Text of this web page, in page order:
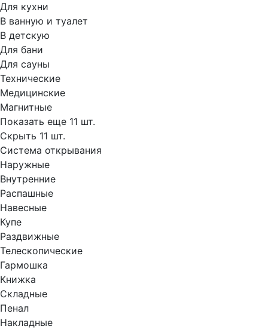
Для кухни
В ванную и туалет
В детскую
Для бани
Для сауны
Технические
Медицинские
Магнитные
Показать еще 11 шт.
Скрыть 11 шт.
Система открывания
Наружные
Внутренние
Распашные
Навесные
Купе
Раздвижные
Телескопические
Гармошка
Книжка
Складные
Пенал
Накладные